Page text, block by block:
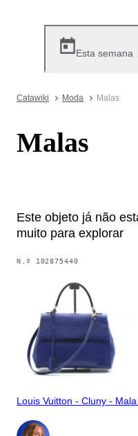
Esta semana
Catawiki Moda Malas
Malas
Este objeto já não
muito para explorar
N.º 102875440
Louis Vuitton - Cluny -